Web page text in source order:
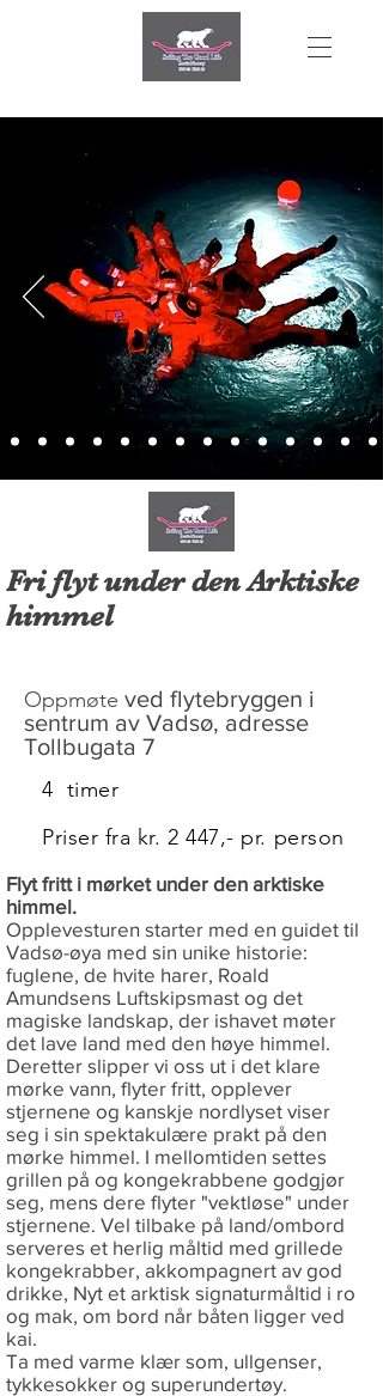
Fri flyt under den Arktiske
himmel
Oppmøte ved flytebryggen i
sentrum av Vadsø, adresse
Tollbugata 7
4 timer
Priser fra kr. 2 447,- pr. person
Flyt fritt i mørket under den arktiske
himmel.
Opplevesturen starter med en guidet til
Vadsø-øya med sin unike historie:
fuglene, de hvite harer, Roald
Amundsens Luftskipsmast og det
magiske landskap, der ishavet møter
det lave land med den høye himmel.
Deretter slipper vi oss ut i det klare
mørke vann, flyter fritt, opplever
stjernene og kanskje nordlyset viser
seg i sin spektakulære prakt på den
mørke himmel. I mellomtiden settes
grillen på og kongekrabbene godgjør
seg, mens dere flyter "vektløse" under
stjernene. Vel tilbake på land/ombord
serveres et herlig måltid med grillede
kongekrabber, akkompagnert av god
drikke, Nyt et arktisk signaturmåltid i ro
og mak, om bord når båten ligger ved
kai.
Ta med varme klær som, ullgenser,
tykkesokker og superundertøy.